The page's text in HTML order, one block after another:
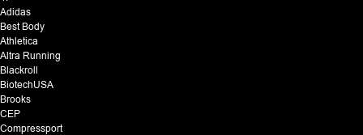
Adidas
Best Body
Athletica
Altra Running
Blackroll
BiotechUSA
Brooks
CEP
Compressport